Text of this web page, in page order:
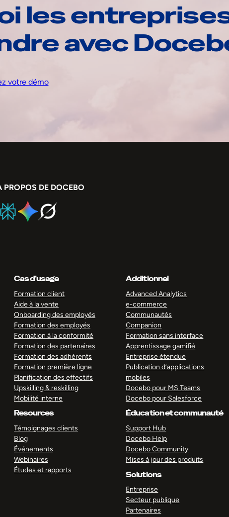
les
avec
votre démo
PROPOS DE DOCEBO
Cas d’usage
Formation client
Aide à la vente
Onboarding des employés
Formation des employés
Formation à la conformité
Formation des partenaires
Formation des adhérents
Formation première ligne
Planification des effectifs
Upskilling & reskilling
Mobilité interne
Resources
Témoignages clients
Blog
Événements
Webinaires
Études et rapports
Additionnel
Advanced Analytics
e-commerce
Communautés
Companion
Formation sans interface
Apprentissage gamifié
Entreprise étendue
Publication d’applications
mobiles
Docebo pour MS Teams
Docebo pour Salesforce
Éducation et communauté
Support Hub
Docebo Help
Docebo Community
Mises à jour des produits
Solutions
Entreprise
Secteur publique
Partenaires